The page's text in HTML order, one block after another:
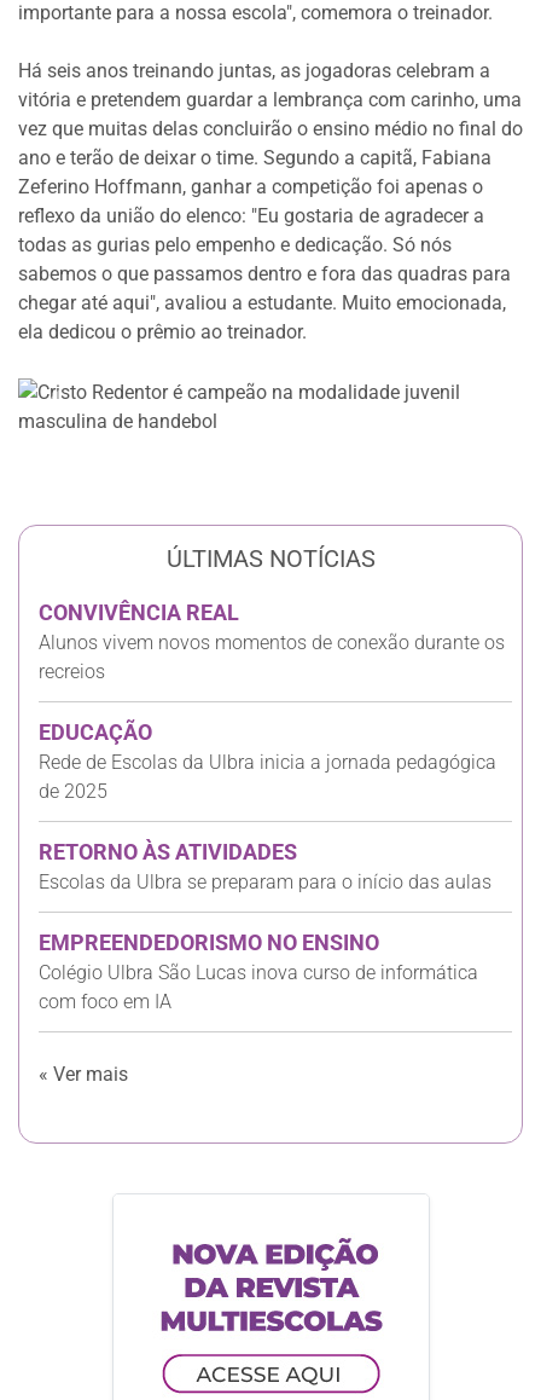
importante para a nossa escola", comemora o treinador.
Há seis anos treinando juntas, as jogadoras celebram a
vitória e pretendem guardar a lembrança com carinho, uma
vez que muitas delas concluirão o ensino médio no final do
ano e terão de deixar o time. Segundo a capitã, Fabiana
Zeferino Hoffmann, ganhar a competição foi apenas o
reflexo da união do elenco: "Eu gostaria de agradecer a
todas as gurias pelo empenho e dedicação. Só nós
sabemos o que passamos dentro e fora das quadras para
chegar até aqui", avaliou a estudante. Muito emocionada,
ela dedicou o prêmio ao treinador.
Anterior
ÚLTIMAS NOTÍCIAS
CONVIVÊNCIA REAL
Alunos vivem novos momentos de conexão durante os
recreios
EDUCAÇÃO
Rede de Escolas da Ulbra inicia a jornada pedagógica
de 2025
RETORNO ÀS ATIVIDADES
Escolas da Ulbra se preparam para o início das aulas
EMPREENDEDORISMO NO ENSINO
Colégio Ulbra São Lucas inova curso de informática
com foco em IA
« Ver mais